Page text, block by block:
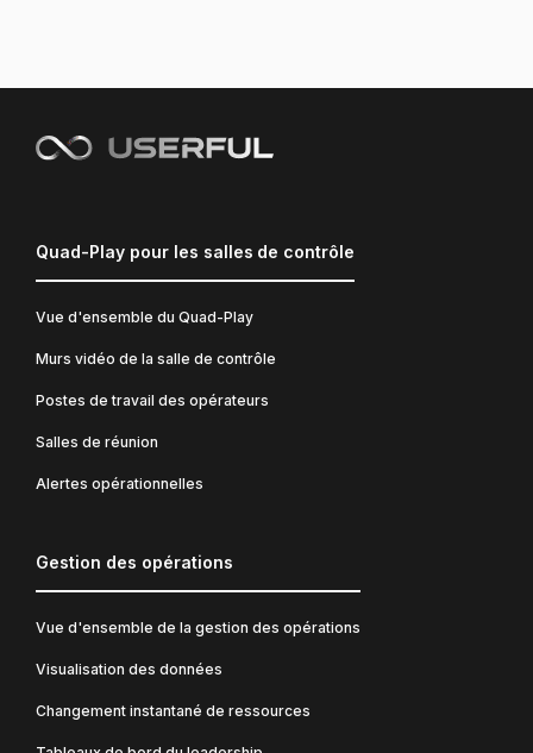
Quad-Play pour les salles de contrôle
Vue d'ensemble du Quad-Play
Murs vidéo de la salle de contrôle
Postes de travail des opérateurs
Salles de réunion
Alertes opérationnelles
Gestion des opérations
Vue d'ensemble de la gestion des opérations
Visualisation des données
Changement instantané de ressources